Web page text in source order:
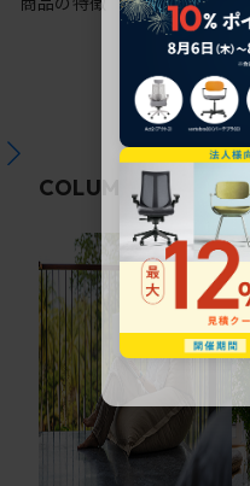
COLUMN関連コラム